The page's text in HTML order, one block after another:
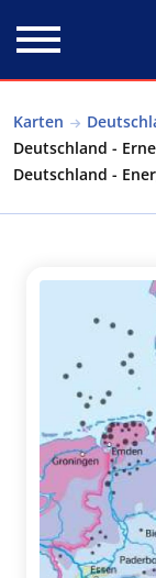
Karten
Deutschland -
Deutschland -